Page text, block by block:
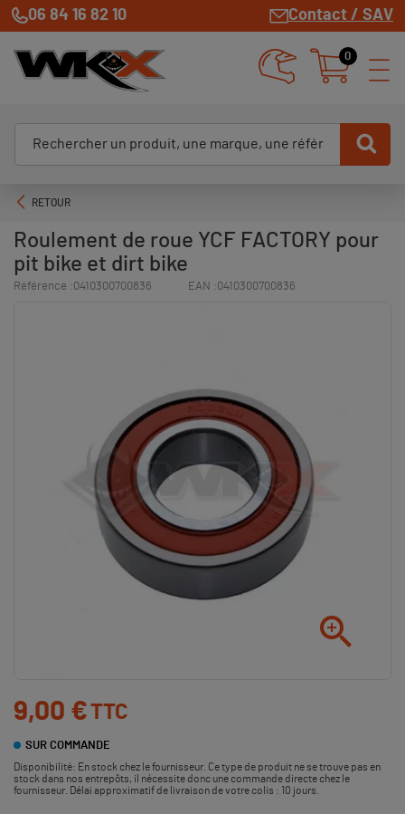
06 84 16 82 10 Contact / SAV
0
RETOUR
Roulement de roue YCF FACTORY pour
pit bike et dirt bike
Référence :0410300700836 EAN :0410300700836

9,00 €TTC
SUR COMMANDE
Disponibilité: En stock chez le fournisseur. Ce type de produit ne se trouve pas en
stock dans nos entrepôts, il nécessite donc une commande directe chez le
fournisseur. Délai approximatif de livraison de votre colis : 10 jours.